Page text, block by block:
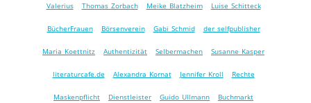
Valerius Thomas Zorbach Meike Blatzheim Luise Schitteck
BücherFrauen Börsenverein Gabi Schmid der selfpublisher
Maria Koettnitz Authentizität Selbermachen Susanne Kasper
literaturcafe.de Alexandra Kornat Jennifer Kroll Rechte
Maskenpflicht Dienstleister Guido Ullmann Buchmarkt